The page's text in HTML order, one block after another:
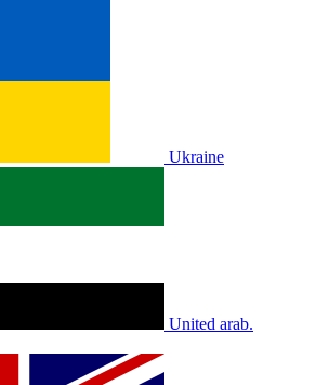
Ukraine
United arab.